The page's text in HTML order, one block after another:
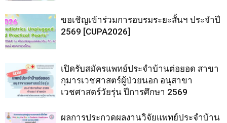
ขอเชิญเข้าร่วมการอบรมระยะสั้นฯ ประจำปี
2569 [CUPA2026]
เปิดรับสมัครแพทย์ประจำบ้านต่อยอด สาขา
กุมารเวชศาสตร์ผู้ป่วยนอก อนุสาขา
เวชศาสตร์วัยรุ่น ปีการศึกษา 2569
ผลการประกวดผลงานวิจัยแพทย์ประจำบ้าน